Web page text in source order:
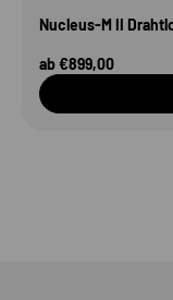
Nucleus-M II
Angebot
Ab €899,00